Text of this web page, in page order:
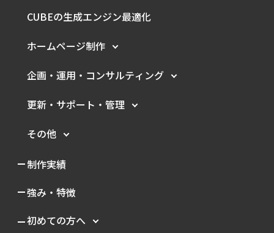
CUBEの生成エンジン最適化
ホームページ制作
企画・運用・ コンサルティング
更新・サポート・管理
その他
制作実績
強み・特徴
初めての方へ